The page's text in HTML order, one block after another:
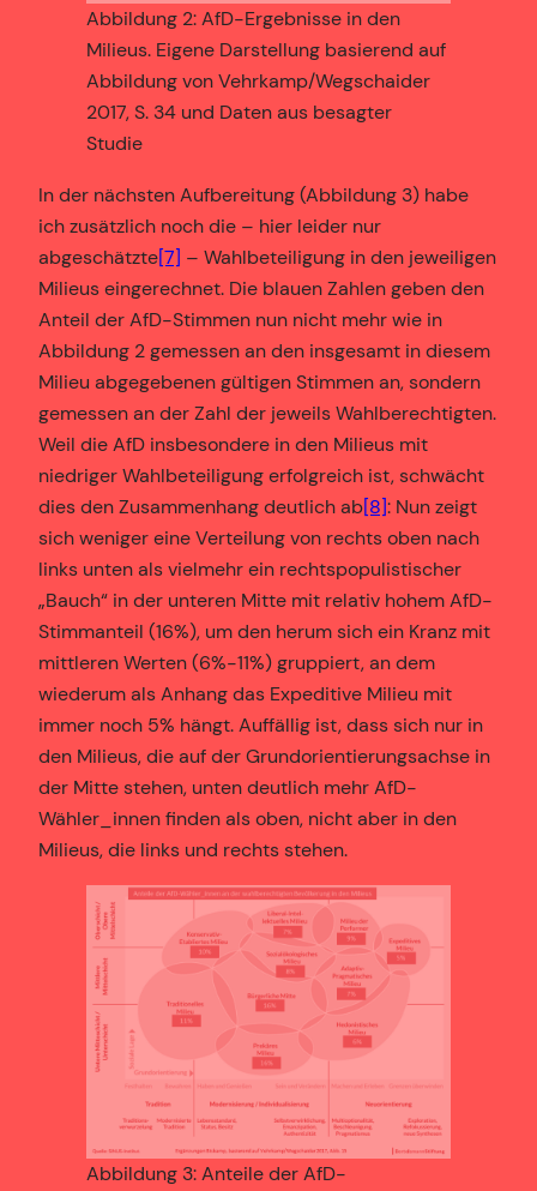
Abbildung 2: AfD-Ergebnisse in den
Milieus. Eigene Darstellung basierend auf
Abbildung von Vehrkamp/Wegschaider
2017, S. 34 und Daten aus besagter
Studie
In der nächsten Aufbereitung (Abbildung 3) habe
ich zusätzlich noch die – hier leider nur
abgeschätzte[7] – Wahlbeteiligung in den jeweiligen
Milieus eingerechnet. Die blauen Zahlen geben den
Anteil der AfD-Stimmen nun nicht mehr wie in
Abbildung 2 gemessen an den insgesamt in diesem
Milieu abgegebenen gültigen Stimmen an, sondern
gemessen an der Zahl der jeweils Wahlberechtigten.
Weil die AfD insbesondere in den Milieus mit
niedriger Wahlbeteiligung erfolgreich ist, schwächt
dies den Zusammenhang deutlich ab[8]: Nun zeigt
sich weniger eine Verteilung von rechts oben nach
links unten als vielmehr ein rechtspopulistischer
„Bauch“ in der unteren Mitte mit relativ hohem AfD-
Stimmanteil (16%), um den herum sich ein Kranz mit
mittleren Werten (6%-11%) gruppiert, an dem
wiederum als Anhang das Expeditive Milieu mit
immer noch 5% hängt. Auffällig ist, dass sich nur in
den Milieus, die auf der Grundorientierungsachse in
der Mitte stehen, unten deutlich mehr AfD-
Wähler_innen finden als oben, nicht aber in den
Milieus, die links und rechts stehen.
Abbildung 3: Anteile der AfD-